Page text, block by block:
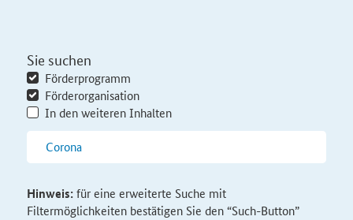
Sie suchen
Förderprogramm
Förderorganisation
In den weiteren Inhalten
Hinweis:für eine erweiterte Suche mit
Filtermöglichkeiten bestätigen Sie den “Such-Button”